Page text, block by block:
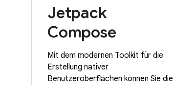
Jetpack
Compose
Mit dem modernen Toolkit für die
Erstellung nativer
Benutzeroberflächen können Sie die